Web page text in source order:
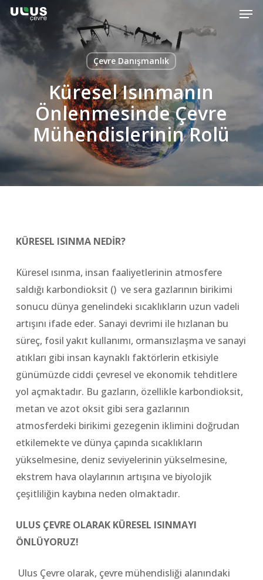
Skip
to
main
content
Çevre Danışmanlık
Küresel Isınmanın
Önlenmesinde Çevre
Mühendislerinin Rolü
KÜRESEL ISINMA NEDİR?
Küresel ısınma, insan faaliyetlerinin atmosfere
saldığı karbondioksit () ve sera gazlarının birikimi
sonucu dünya genelindeki sıcaklıkların uzun vadeli
artışını ifade eder. Sanayi devrimi ile hızlanan bu
süreç, fosil yakıt kullanımı, ormansızlaşma ve sanayi
atıkları gibi insan kaynaklı faktörlerin etkisiyle
günümüzde ciddi çevresel ve ekonomik tehditlere
yol açmaktadır. Bu gazların, özellikle karbondioksit,
metan ve azot oksit gibi sera gazlarının
atmosferdeki birikimi gezegenin iklimini doğrudan
etkilemekte ve dünya çapında sıcaklıkların
yükselmesine, deniz seviyelerinin yükselmesine,
ekstrem hava olaylarının artışına ve biyolojik
çeşitliliğin kaybına neden olmaktadır.
ULUS ÇEVRE OLARAK KÜRESEL ISINMAYI
ÖNLÜYORUZ!
Ulus Çevre olarak, çevre mühendisliği alanındaki